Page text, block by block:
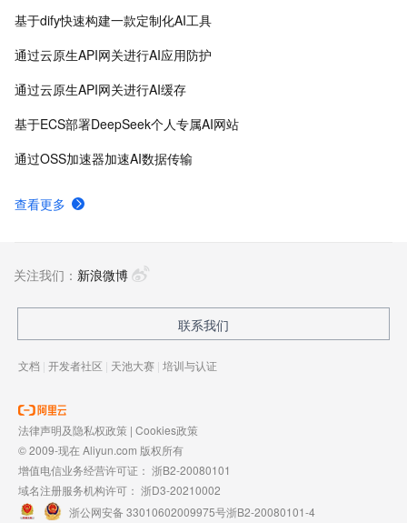
工程效率。
基于dify快速构建一款定制化AI工具
通过云原生API网关进行AI应用防护
通过云原生API网关进行AI缓存
基于ECS部署DeepSeek个人专属AI网站
通过OSS加速器加速AI数据传输
查看更多
关注我们： 新浪微博
联系我们
文档 | 开发者社区 | 天池大赛 | 培训与认证
法律声明及隐私权政策 | Cookies政策
© 2009-现在 Aliyun.com 版权所有
增值电信业务经营许可证： 浙B2-20080101
域名注册服务机构许可： 浙D3-20210002
浙公网安备 33010602009975号浙B2-20080101-4